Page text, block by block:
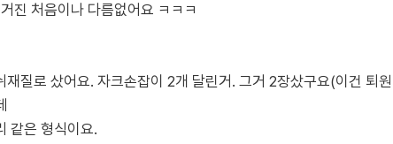
진 처음이나 다름없어요 ㅋㅋㅋ
질로 샀어요. 자크손잡이 2개 달린거. 그거 2장샀구요(이건 퇴
같은 형식이요.